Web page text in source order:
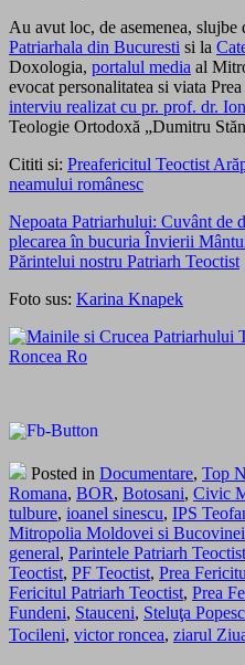
Au avut loc, de asemenea, slujbe
Patriarhala din Bucuresti si la
Doxologia, portalul media al
evocat personalitatea si viata
interviu realizat cu pr. prof. dr.
Teologie Ortodoxă „Dumitru
Cititi si: Preafericitul Teoctist
neamului românesc
Nepoata Patriarhului: Cuvânt de
plecarea în bucuria Învierii
Părintelui nostru Patriarh Teoctist
Foto sus: Karina Knapek
Posted in Documentare, Top
Romana, BOR, Botosani, Civic
tulbure, ioanel sinescu, IPS
Mitropolia Moldovei si Bucovinei
general, Parintele Patriarh Teoctist
Teoctist, PF Teoctist, Prea
Fericitul Patriarh Teoctist, Prea
Fundeni, Stauceni, Steluţa
Tocileni, victor roncea, ziarul